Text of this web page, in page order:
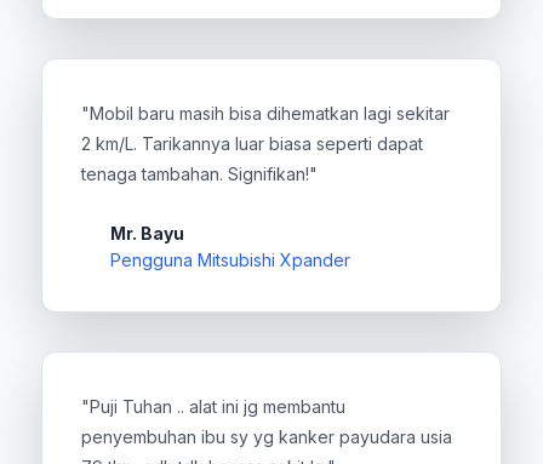
"Mobil baru masih bisa dihematkan lagi sekitar
2 km/L. Tarikannya luar biasa seperti dapat
tenaga tambahan. Signifikan!"
Mr. Bayu
Pengguna Mitsubishi Xpander
"Puji Tuhan .. alat ini jg membantu
penyembuhan ibu sy yg kanker payudara usia